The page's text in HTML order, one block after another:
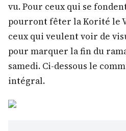
vu. Pour ceux qui se
pourront fêter la Korité le
ceux qui veulent voir de
pour marquer la fin du
samedi. Ci-dessous le
intégral.